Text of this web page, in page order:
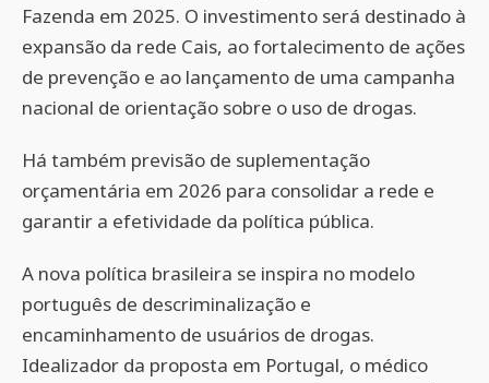
Fazenda em 2025. O investimento será destinado à
expansão da rede Cais, ao fortalecimento de ações
de prevenção e ao lançamento de uma campanha
nacional de orientação sobre o uso de drogas.
Há também previsão de suplementação
orçamentária em 2026 para consolidar a rede e
garantir a efetividade da política pública.
A nova política brasileira se inspira no modelo
português de descriminalização e
encaminhamento de usuários de drogas.
Idealizador da proposta em Portugal, o médico